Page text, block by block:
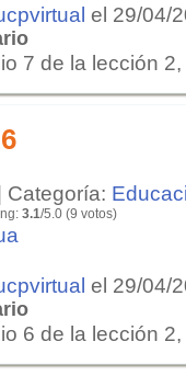
el 29/04/
7 de la lección
Categoría:
3.1/5.0 (9 votos)
el 29/04/
6 de la lección